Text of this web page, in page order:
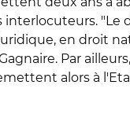
interlocuteurs. "Le
en droit
Par
alors à